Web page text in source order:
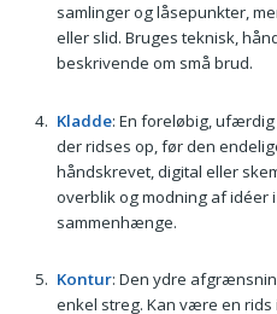
samlinger og låsepunkter,
eller slid. Bruges teknisk,
beskrivende om små brud.
Kladde: En foreløbig,
der ridses op, før den
håndskrevet, digital eller
overblik og modning af idéer
sammenhænge.
Kontur: Den ydre
enkel streg. Kan være en